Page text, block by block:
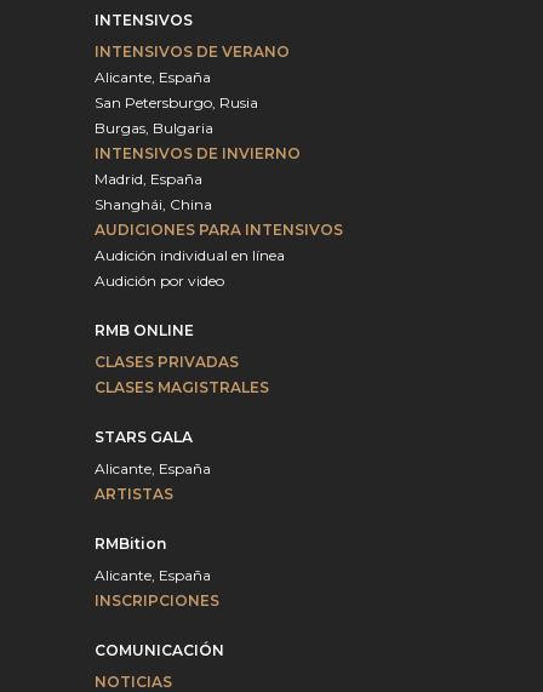
INTENSIVOS
INTENSIVOS DE VERANO
Alicante, España
San Petersburgo, Rusia
Burgas, Bulgaria
INTENSIVOS DE INVIERNO
Madrid, España
Shanghái, China
AUDICIONES PARA INTENSIVOS
Audición individual en línea
Audición por video
RMB ONLINE
CLASES PRIVADAS
CLASES MAGISTRALES
STARS GALA
Alicante, España
ARTISTAS
RMBition
Alicante, España
INSCRIPCIONES
COMUNICACIÓN
NOTICIAS